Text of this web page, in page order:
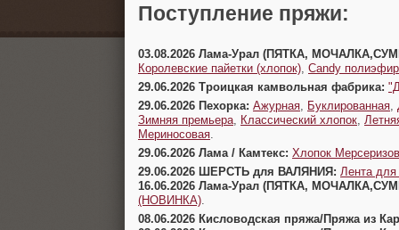
Поступление пряжи:
03.08.2026 Лама-Урал (ПЯТКА,
Королевские пайетки (хлопок) Candy
29.06.2026 Троицкая камвольная фабрика:
29.06.2026 Пехорка: Ажурная Буклированная
Зимняя премьера
Классический хлопок
Мериносовая
29.06.2026 Лама / Камтекс: Хлопок
29.06.2026 ШЕРСТЬ для ВАЛЯНИЯ: Лента для
16.06.2026 Лама-Урал (ПЯТКА,
(НОВИНКА)
08.06.2026 Кисловодская пряжа/Пряжа из